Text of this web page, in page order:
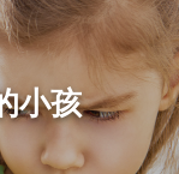
小孩